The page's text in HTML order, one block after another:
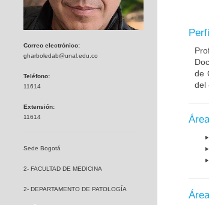
Correo electrónico:
gharboledab@unal.edu.co
Teléfono:
11614
Extensión:
11614
Sede Bogotá
2- FACULTAD DE MEDICINA
2- DEPARTAMENTO DE PATOLOGÍA
de
del